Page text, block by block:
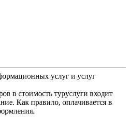
услуг и услуг
в стоимость туруслуги входит
Как правило, оплачивается в